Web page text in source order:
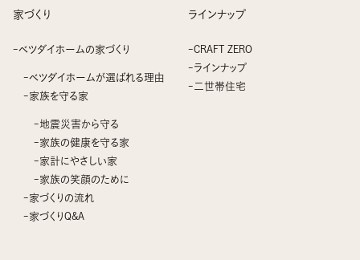
家づくり
ベツダイホームの家づくり
ベツダイホームが選ばれる理由
家族を守る家
地震災害から守る
家族の健康を守る家
家計にやさしい家
家族の笑顔のために
家づくりの流れ
家づくりQ&A
ラインナップ
CRAFT ZERO
ラインナップ
二世帯住宅